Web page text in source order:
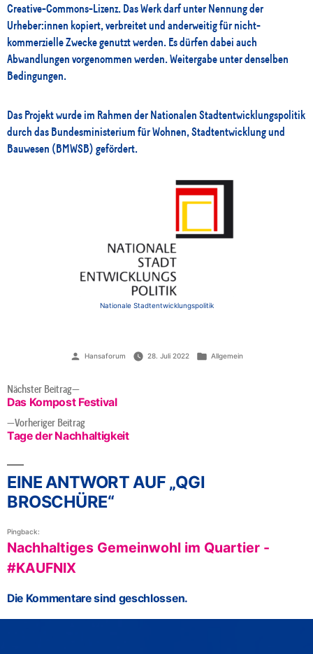
Creative-Commons-Lizenz. Das Werk darf unter Nennung der
Urheber:innen kopiert, verbreitet und anderweitig für nicht-
kommerzielle Zwecke genutzt werden. Es dürfen dabei auch
Abwandlungen vorgenommen werden. Weitergabe unter denselben
Bedingungen.
Das Projekt wurde im Rahmen der Nationalen Stadtentwicklungspolitik
durch das Bundesministerium für Wohnen, Stadtentwicklung und
Bauwesen (BMWSB) gefördert.
Nationale Stadtentwicklungspolitik
Veröffentlicht
Hansaforum 28. Juli 2022
Veröffentlicht
Allgemein
BEITRAGSNAVIGATION
Vorheriger BeitragVorheriger
Beitrag:
Tage der Nachhaltigkeit
Nächster Beitrag Nächster
Beitrag:
Das Kompost Festival
EINE ANTWORT AUF „QGI
BROSCHÜRE“
Pingback:
Nachhaltiges Gemeinwohl im Quartier -
#KAUFNIX
Die Kommentare sind geschlossen.